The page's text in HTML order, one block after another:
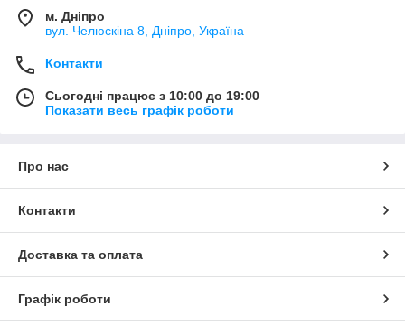
м. Дніпро
вул. Челюскіна 8, Дніпро, Україна
Контакти
Сьогодні працює з 10:00 до 19:00
Показати весь графік роботи
Про нас
Контакти
Доставка та оплата
Графік роботи